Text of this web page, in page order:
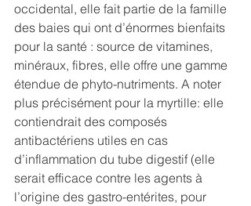
occidental, elle fait partie de la famille
des baies qui ont d’énormes bienfaits
pour la santé : source de vitamines,
minéraux, fibres, elle offre une gamme
étendue de phyto-nutriments. A noter
plus précisément pour la myrtille: elle
contiendrait des composés
antibactériens utiles en cas
d’inflammation du tube digestif (elle
serait efficace contre les agents à
l’origine des gastro-entérites, pour